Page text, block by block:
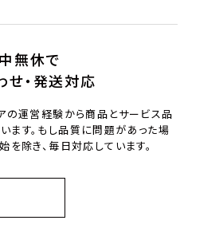
無休で
せ・発送対応
の運営経験から商品とサービス品
ます。もし品質に問題があった場
を除き、毎日対応しています。